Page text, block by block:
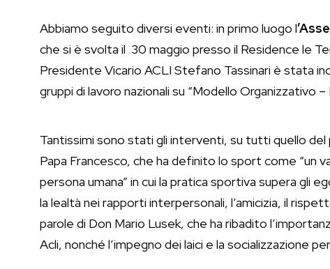
Abbiamo seguito diversi eventi: in primo luogo l
che si è svolta il 30 maggio presso il Residence le
Presidente Vicario ACLI Stefano Tassinari è stata
gruppi di lavoro nazionali su “Modello Organizzativo
Tantissimi sono stati gli interventi, su tutti quello
Papa Francesco, che ha definito lo sport come “un
persona umana” in cui la pratica sportiva supera gli
la lealtà nei rapporti interpersonali, l’amicizia, il
parole di Don Mario Lusek, che ha ribadito
Acli, nonché l’impegno dei laici e la socializzazione